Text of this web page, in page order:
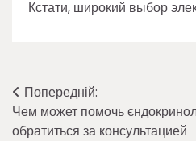
Кстати, широкий выбор
Навігація
записів
Попередній:
Чем может помочь
обратиться за консультацией